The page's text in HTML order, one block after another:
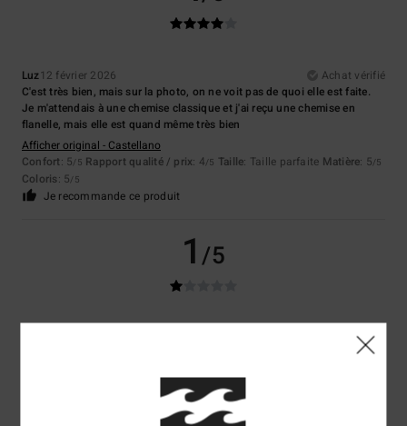
Luz12 février 2026
Achat vérifié
C'est très bien, mais sur la photo, on ne voit pas de quoi elle est faite.
Je m'attendais à une chemise classique et j'ai reçu une chemise en
flanelle, mais elle est quand même très bien
Afficher original - Castellano
Confort: 5/5 Rapport qualité / prix: 4/5 Taille: Taille parfaite Matière: 5/5
Coloris: 5/5
Je recommande ce produit
1/5
5/5